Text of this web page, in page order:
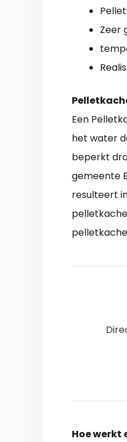
Zeer
Een
het water
beperkt
gemeente
resulteert
Hoe werkt